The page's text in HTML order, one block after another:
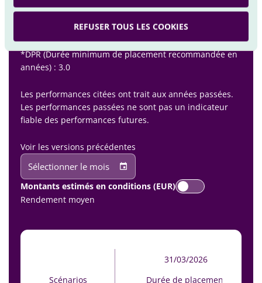
REFUSER TOUS LES COOKIES
Scénarios futurs
*DPR (Durée minimum de placement recommandée en
années) : 3.0
Les performances citées ont trait aux années passées.
Les performances passées ne sont pas un indicateur
fiable des performances futures.
Voir les versions précédentes
Sélectionner le mois
Montants estimés en conditions (EUR)
Rendement moyen
31/03/2026
Scénarios
Durée de placement